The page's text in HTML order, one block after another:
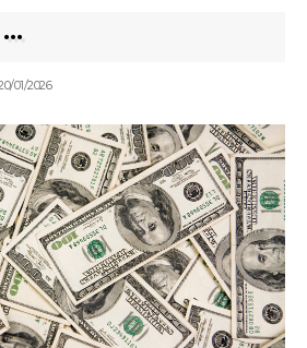
01/2026